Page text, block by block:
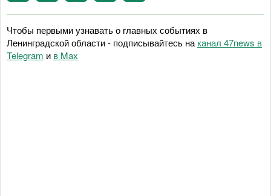
Чтобы первыми узнавать о главных событиях в
Ленинградской области - подписывайтесь на канал 47news в
Telegram и в Maх